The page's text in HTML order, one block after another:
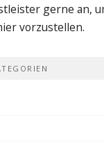
gerne an,
vorzustellen.